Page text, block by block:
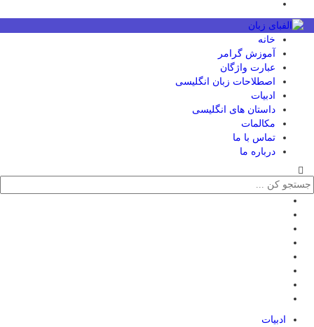
خانه
آموزش گرامر
عبارت واژگان
اصطلاحات زبان انگلیسی
ادبیات
داستان های انگلیسی
مکالمات
تماس با ما
درباره ما
ادبیات